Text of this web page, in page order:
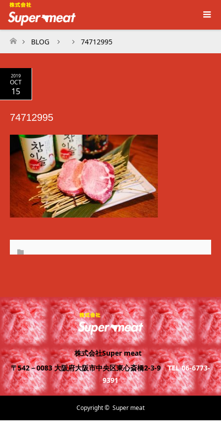
ホーム
BLOG 74712995
2019
OCT
15
74712995
株式会社Super meat
〒542－0083 大阪府大阪市中央区東心斎橋2-3-9 TEL 06-6773-
9391
Copyright © Super meat